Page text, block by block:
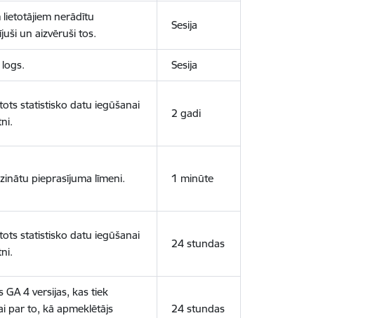
lietotājiem nerādītu
un aizvēruši tos.
Sesija
Sesija
statistisko datu iegūšanai
2 gadi
pieprasījuma līmeni. 1 minūte
statistisko datu iegūšanai
24 stundas
4 versijas, kas tiek
par to, kā apmeklētājs
24 stundas